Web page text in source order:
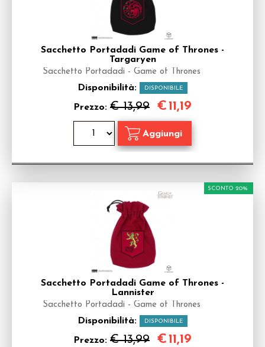
Sacchetto Portadadi Game of Thrones -
Targaryen
Sacchetto Portadadi - Game of Thrones
Disponibilità: DISPONIBILE
Prezzo: € 13,99 €11,19
Sacchetto Portadadi Game of Thrones -
Lannister
Sacchetto Portadadi - Game of Thrones
Disponibilità: DISPONIBILE
Prezzo: € 13,99
SCONTO 20%
€11,19